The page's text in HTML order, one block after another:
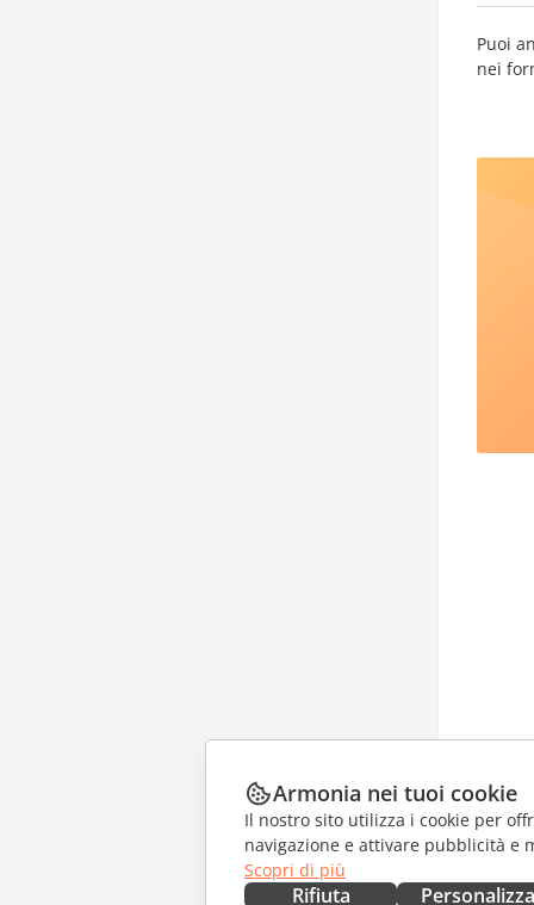
Puoi
nei
Armonia nei tuoi cookie
Il nostro sito utilizza i cookie per
navigazione e attivare pubblicità e
Scopri di più
Rifiuta Personalizza